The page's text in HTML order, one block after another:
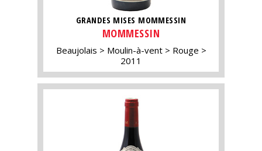
GRANDES MISES MOMMESSIN
MOMMESSIN
Beaujolais Moulin-à-vent
Rouge
2011